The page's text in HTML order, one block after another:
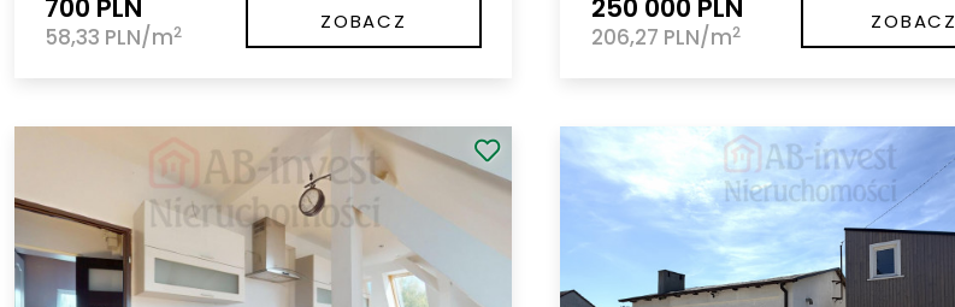
700 PLN
58,33 PLN/m2 ZOBACZ 250 000 PLN
206,27 PLN/m2 ZOBACZ